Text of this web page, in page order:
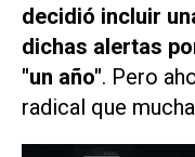
decidió incluir
dichas alertas
"un año". Pero
radical que